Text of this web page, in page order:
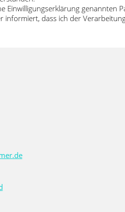
genannten
dass ich der